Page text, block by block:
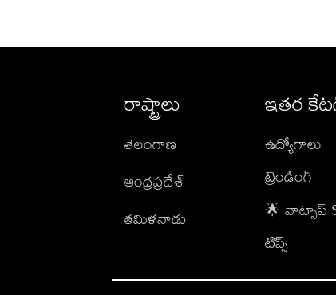
రాష్ట్రాలు
తెలంగాణ
ఆంధ్రప్రదేశ్
తమిళనాడు
ఇతర
ఉద్యోగాలు
ట్రెండింగ్
🌟 వాట్సాప్
టిప్స్